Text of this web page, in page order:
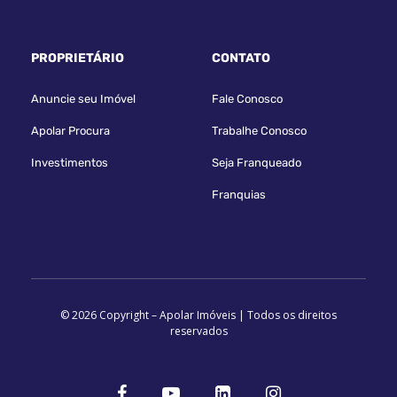
PROPRIETÁRIO
Anuncie seu Imóvel
Apolar Procura
Investimentos
CONTATO
Fale Conosco
Trabalhe Conosco
Seja Franqueado
Franquias
© 2026 Copyright – Apolar Imóveis | Todos os direitos
reservados